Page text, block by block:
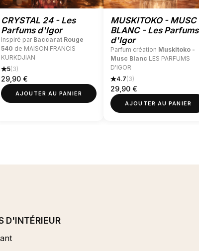
CRYSTAL 24 - Les
Parfums d'Igor
Inspiré par Baccarat Rouge
540 de MAISON FRANCIS
KURKDJIAN
5(3)
29,90 €
AJOUTER AU PANIER
MUSKITOKO - MUSC
BLANC - Les Parfums
d'Igor
Parfum création Muskitoko -
Musc Blanc LES PARFUMS
D'IGOR
4.7(3)
29,90 €
AJOUTER AU PANIER
D'INTÉRIEUR